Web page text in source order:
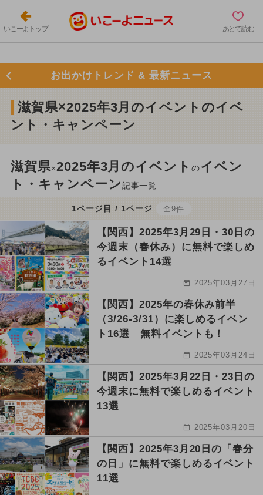
いこーよトップ あとで読む
お出かけトレンド & 最新ニュース
滋賀県×2025年3月のイベントのイベ
ント・キャンペーン
滋賀県×2025年3月のイベントのイベン
ト・キャンペーン記事一覧
1ページ目 / 1ページ 全9件
【関西】2025年3月29日・30日の
今週末（春休み）に無料で楽しめ
るイベント14選
2025年03月27日
【関西】2025年の春休み前半
（3/26-3/31）に楽しめるイベン
ト16選 無料イベントも！
2025年03月24日
【関西】2025年3月22日・23日の
今週末に無料で楽しめるイベント
13選
2025年03月20日
【関西】2025年3月20日の「春分
の日」に無料で楽しめるイベント
11選